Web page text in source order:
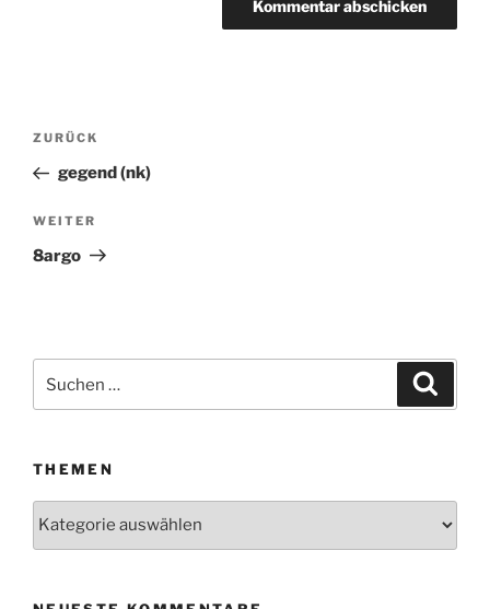
Beitragsnavigation
Vorheriger
Beitrag
ZURÜCK
gegend (nk)
Nächster
Beitrag
WEITER
8argo
nach:
THEMEN
Themen